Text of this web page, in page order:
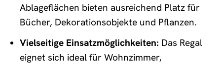
Ablageflächen bieten ausreichend Platz für
Bücher, Dekorationsobjekte und Pflanzen.
Vielseitige Einsatzmöglichkeiten: Das Regal
eignet sich ideal für Wohnzimmer,